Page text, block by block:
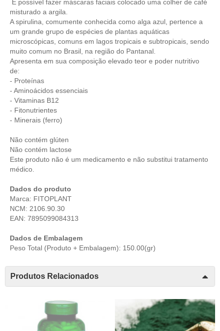
É possível fazer máscaras faciais colocado uma colher de café
misturado a argila.
A spirulina, comumente conhecida como alga azul, pertence a
um grande grupo de espécies de plantas aquáticas
microscópicas, comuns em lagos tropicais e subtropicais, sendo
muito comum no Brasil, na região do Pantanal.
Apresenta em sua composição elevado teor e poder nutritivo
de:
- Proteínas
- Aminoácidos essenciais
- Vitaminas B12
- Fitonutrientes
- Minerais (ferro)
Não contém glúten
Não contém lactose
Este produto não é um medicamento e não substitui tratamento
médico.
Dados do produto
Marca: FITOPLANT
NCM: 2106.90.30
EAN: 7895099084313
Dados de Embalagem
Peso Total (Produto + Embalagem): 150.00(gr)
Produtos Relacionados